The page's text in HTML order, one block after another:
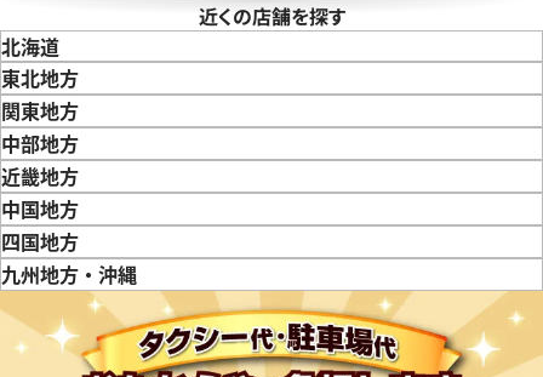
ィル 424.10.37.20.04.001
格
9日時点の参考買取価格です
オメガ コンステレーション
参考買取価格
す
ヴェルサーチ
Wempe
ヴェンペ
近くの店舗を探す
北海道
東北地方
青森県岩手県
関東地方
東京都神奈川県
中部地方
新潟県富山県
近畿地方
三重県滋賀県
中国地方
鳥取県島根県
四国地方
徳島県香川県愛媛県
九州地方・沖縄
福岡県
佐賀県 長崎県 熊本県大分県宮崎県鹿児島県